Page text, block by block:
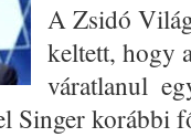
A Zsidó
keltett, hogy
váratlanul
Singer korábbi